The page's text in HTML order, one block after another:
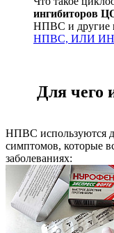
ингибиторов
НПВС и другие
НПВС, ИЛИ
Для чего
НПВС используются
симптомов, которые
заболеваниях: